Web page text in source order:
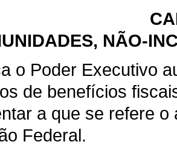
NÃO-
o Poder Executivo
de benefícios
a que se refere
Federal.